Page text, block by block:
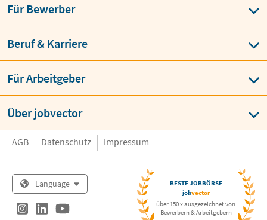
Für Bewerber
Beruf & Karriere
Für Arbeitgeber
Über jobvector
AGB Datenschutz Impressum
Language
BESTE JOBBÖRSE
jobvector
über 150 x ausgezeichnet von
Bewerbern & Arbeitgebern